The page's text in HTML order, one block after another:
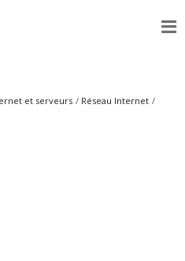
et serveurs
Réseau Internet